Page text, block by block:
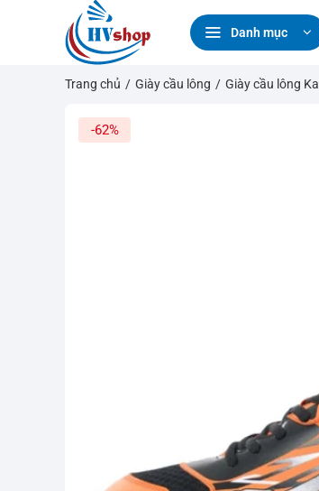
Danh mục
Trang chủ / Giày cầu lông / Giày cầu lông
-62%